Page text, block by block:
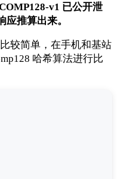
v1 已公开泄
推算出来。
较简单，在手机和基站
哈希算法进行比